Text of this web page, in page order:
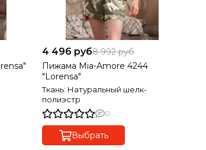
4 496 руб8 992 руб
Пижама Mia-Amore 4244
"Lorensa"
Ткань: Натуральный шелк-
полиэстр
0
Выбрать